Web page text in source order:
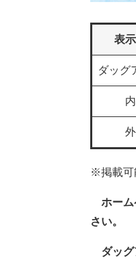
表
ダッグ
※掲載可
ホーム
さい。
ダッグ